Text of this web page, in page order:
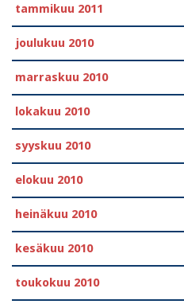
tammikuu 2011
joulukuu 2010
marraskuu 2010
lokakuu 2010
syyskuu 2010
elokuu 2010
heinäkuu 2010
kesäkuu 2010
toukokuu 2010